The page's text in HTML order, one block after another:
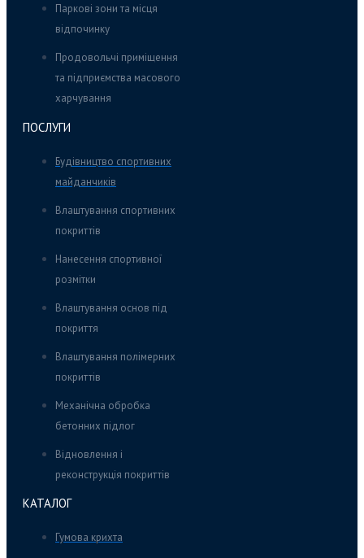
Паркові зони та місця
відпочинку
Продовольчі приміщення
та підприємства масового
харчування
ПОСЛУГИ
Будівництво спортивних
майданчиків
Влаштування спортивних
покриттів
Нанесення спортивної
розмітки
Влаштування основ під
покриття
Влаштування полімерних
покриттів
Механічна обробка
бетонних підлог
Відновлення і
реконструкція покриттів
КАТАЛОГ
Гумова крихта